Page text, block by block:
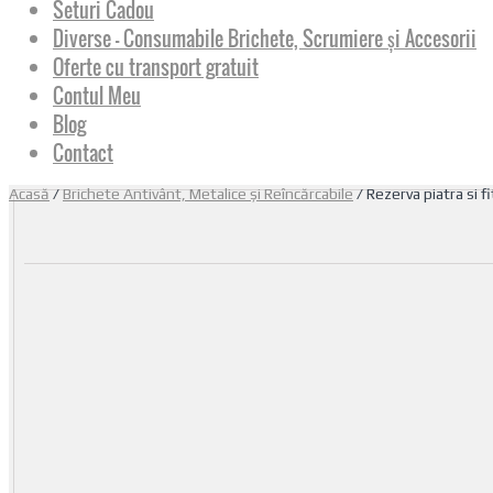
Seturi Cadou
Diverse – Consumabile Brichete, Scrumiere și Accesorii
Oferte cu transport gratuit
Contul Meu
Blog
Contact
Acasă/Brichete Antivânt, Metalice și Reîncărcabile/ Rezerva piatra si